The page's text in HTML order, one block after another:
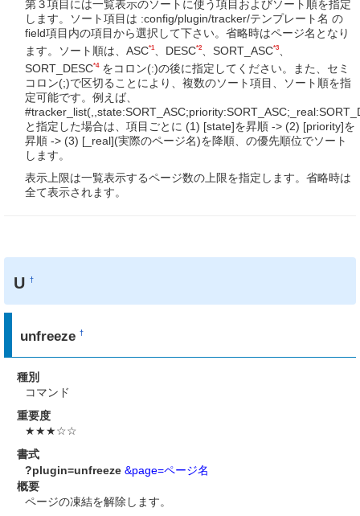
第３項目には一覧表示のソートに使う項目およびソート順を指定
します。ソート項目は :config/plugin/tracker/テンプレート名 の
field項目内の項目から選択して下さい。省略時はページ名となり
ます。ソート順は、ASC*1、DESC*2、SORT_ASC*3
SORT_DESC*4をコロン(:)の後に指定してください。また、セミ
コロン(;)で区切ることにより、複数のソート項目、ソート順を指
定可能です。例えば、
と指定した場合は、項目ごとに (1) [state]を昇順 -> (2) [priority]を
昇順 -> (3) [_real](実際のページ名)を降順、の優先順位でソート
します。
表示上限は一覧表示するページ数の上限を指定します。省略時は
全て表示されます。
U†
unfreeze†
種別
コマンド
重要度
★★★☆☆
書式
?plugin=unfreeze &page=ページ名
概要
ページの凍結を解除します。